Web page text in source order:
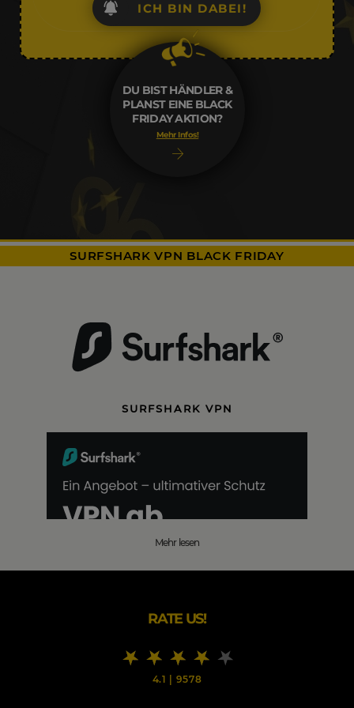
DU BIST HÄNDLER &
PLANST EINE BLACK
FRIDAY AKTION?
Mehr Infos!
ICH BIN DABEI!
SURFSHARK VPN BLACK FRIDAY
SURFSHARK VPN
Mehr lesen
RATE US!
4.1 | 9578